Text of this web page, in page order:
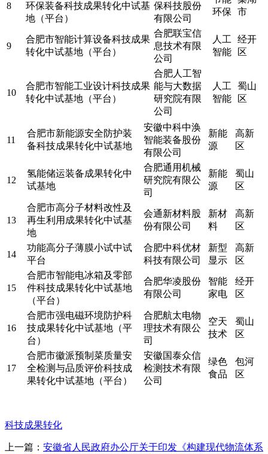
8
环保装备科技成果转化中试基
地（平台）
保科技股份
有限公司
环保 市
9
合肥市智能计算设备科技成果
转化中试基地（平台）
合肥联宝信
息技术有限
公司
人工
智能
经开
区
10
合肥市智能工业设计科技成果
转化中试基地（平台）
合肥人工智
能与大数据
研究院有限
公司
人工
智能
蜀山
区
11
合肥市新能源安全防护装
备科技成果转化中试基地
安徽中科中涣
智能装备股份
有限公司
新能
源
高新
区
12
氢能储运装备成果转化中
试基地
合肥通用机械
研究院有限公
司
新能
源
蜀山
区
13
合肥市高分子材料改性及
再生利用成果转化中试基
地
会通新材料股
份有限公司
新材
料
高新
区
14
功能高分子薄膜小试中试
平台
合肥中科优材
科技有限公司
新型
显示
高新
区
15
合肥市智能电冰箱及零部
件科技成果转化中试基地
（平台）
合肥华凌股份
有限公司
智能
家电
经开
区
16
合肥市强电磁环境防护科
技成果转化中试基地（平
台）
合肥航太电物
理技术有限公
司
空天
技术
蜀山
区
17
合肥市徽派预制菜质量安
全检测与品质评价科技成
果转化中试基地（平台）
安徽国泰众信
检测技术有限
公司
绿色
食品
包河
区
科技成果转化
上一篇： 安徽省人民政府办公厅关于印发《构建现代物流体系